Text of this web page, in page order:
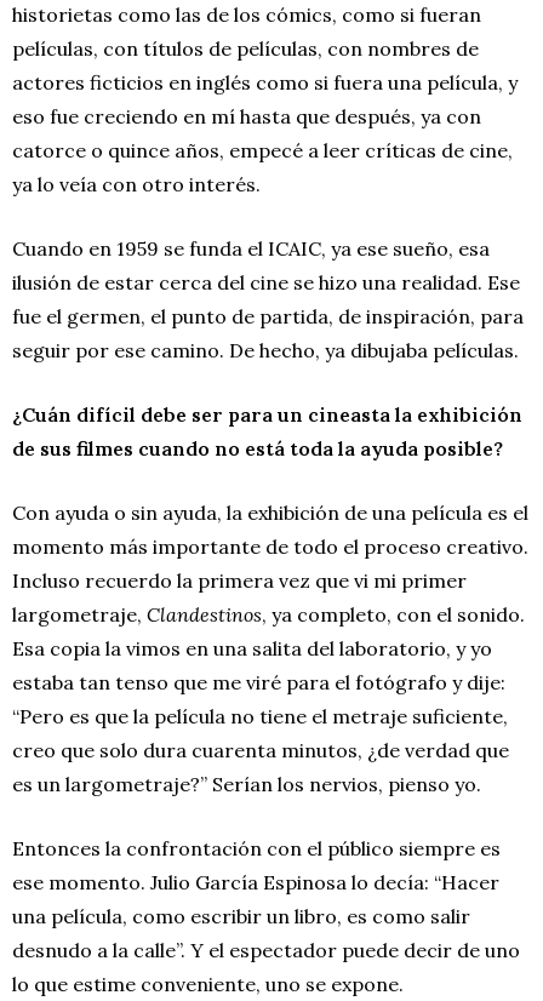
historietas como las de los cómics, como si fueran
películas, con títulos de películas, con nombres de
actores ficticios en inglés como si fuera una película, y
eso fue creciendo en mí hasta que después, ya con
catorce o quince años, empecé a leer críticas de cine,
ya lo veía con otro interés.
Cuando en 1959 se funda el ICAIC, ya ese sueño, esa
ilusión de estar cerca del cine se hizo una realidad. Ese
fue el germen, el punto de partida, de inspiración, para
seguir por ese camino. De hecho, ya dibujaba películas.
¿Cuán difícil debe ser para un cineasta la exhibición
de sus filmes cuando no está toda la ayuda posible?
Con ayuda o sin ayuda, la exhibición de una película es el
momento más importante de todo el proceso creativo.
Incluso recuerdo la primera vez que vi mi primer
largometraje, Clandestinos, ya completo, con el sonido.
Esa copia la vimos en una salita del laboratorio, y yo
estaba tan tenso que me viré para el fotógrafo y dije:
“Pero es que la película no tiene el metraje suficiente,
creo que solo dura cuarenta minutos, ¿de verdad que
es un largometraje?” Serían los nervios, pienso yo.
Entonces la confrontación con el público siempre es
ese momento. Julio García Espinosa lo decía: “Hacer
una película, como escribir un libro, es como salir
desnudo a la calle”. Y el espectador puede decir de uno
lo que estime conveniente, uno se expone.